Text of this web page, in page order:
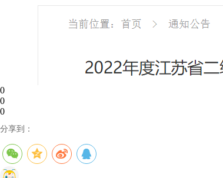
0
0
0
分享到：